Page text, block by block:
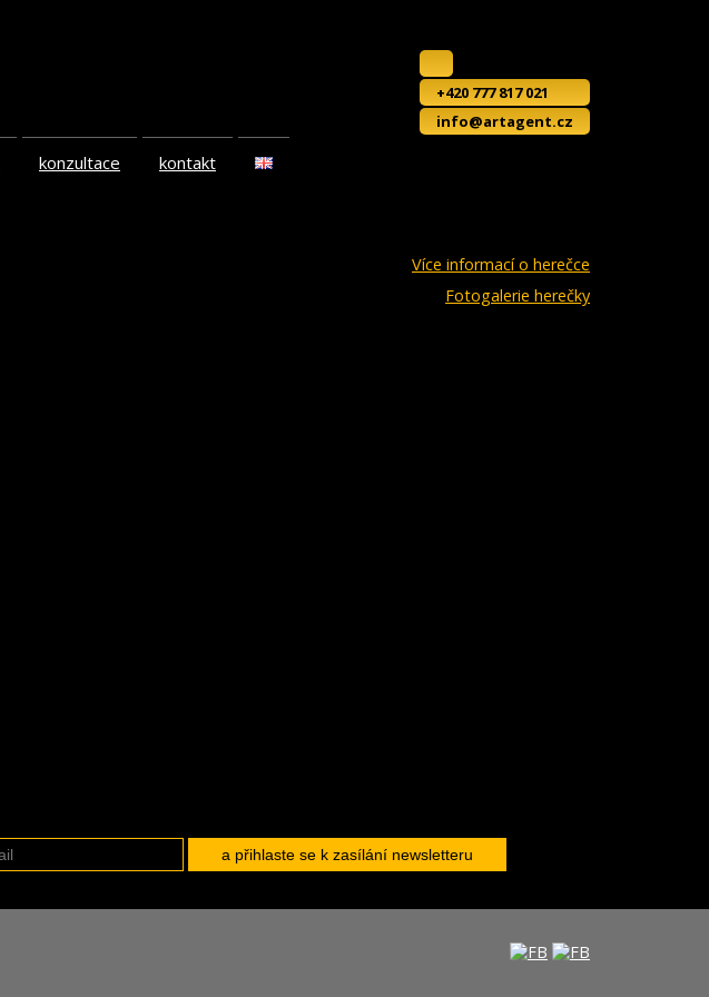
+420 777 817 021
info@artagent.cz
konzultace kontakt
Více informací o herečce
Fotogalerie herečky